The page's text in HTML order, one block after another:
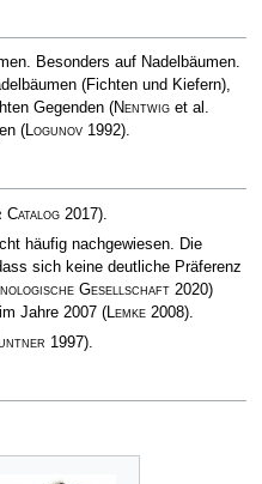
Besonders auf Nadelbäumen.
(Fichten und Kiefern),
Gegenden (Nentwiget al.
(Logunov1992).
Catalog2017).
häufig nachgewiesen. Die
sich keine deutliche Präferenz
Gesellschaft2020)
Jahre 2007 (Lemke2008).
1997).